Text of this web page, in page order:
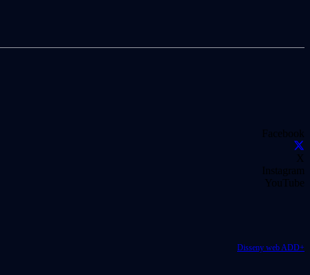
Facebook
X
Instagram
YouTube
Disseny web ADD+